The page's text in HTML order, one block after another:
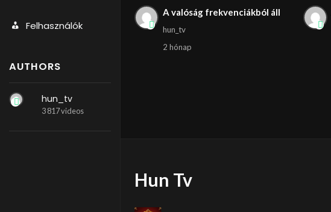
Felhasználók
AUTHORS
hun_tv
3 817 videos
A valóság frekvenciákból áll
hun_tv
2 hónap
Hun Tv